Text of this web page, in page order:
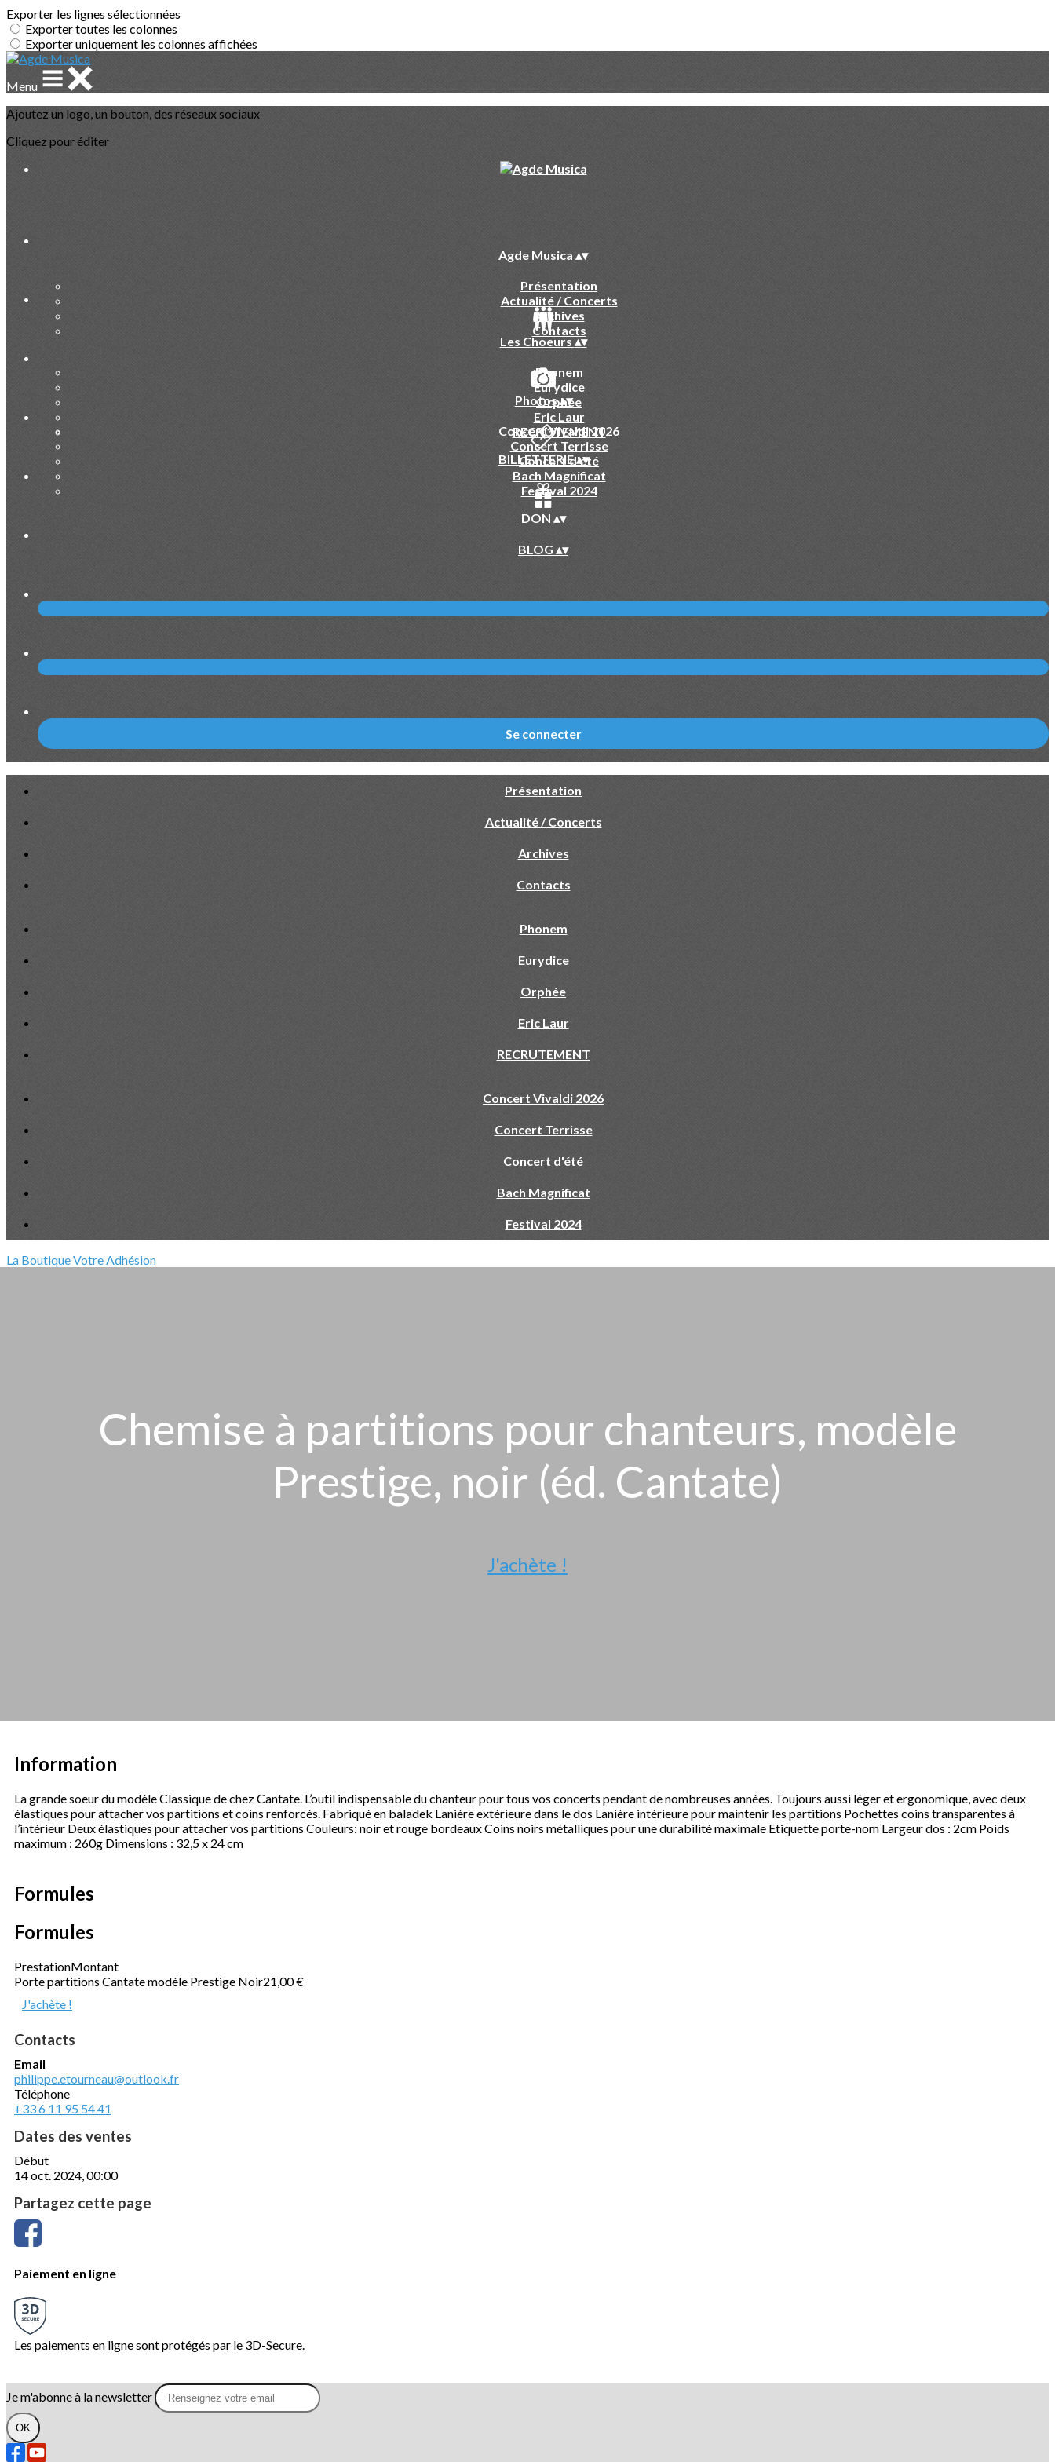
Exporter les lignes sélectionnées
Exporter toutes les colonnes
Exporter uniquement les colonnes affichées
Menu
Ajoutez un logo, un bouton, des réseaux sociaux
Cliquez pour éditer
Agde Musica ▴▾
Présentation
Actualité / Concerts
Archives
Contacts
Les Choeurs▴▾
Phonem
Eurydice
Orphée
Eric Laur
RECRUTEMENT
Photos▴▾
Concert Vivaldi 2026
Concert Terrisse
Concert d'été
Bach Magnificat
Festival 2024
BILLETTERIE▴▾
DON ▴▾
BLOG ▴▾
Se connecter
Présentation
Actualité / Concerts
Archives
Contacts
Phonem
Eurydice
Orphée
Eric Laur
RECRUTEMENT
Concert Vivaldi 2026
Concert Terrisse
Concert d'été
Bach Magnificat
Festival 2024
La BoutiqueVotre Adhésion
Chemise à partitions pour chanteurs, modèle
Prestige, noir (éd. Cantate)
J'achète !
Information
La grande soeur du modèle Classique de chez Cantate. L’outil indispensable du chanteur pour tous vos concerts pendant de nombreuses années. Toujours aussi léger et ergonomique, avec deux
élastiques pour attacher vos partitions et coins renforcés. Fabriqué en baladek Lanière extérieure dans le dos Lanière intérieure pour maintenir les partitions Pochettes coins transparentes à
l’intérieur Deux élastiques pour attacher vos partitions Couleurs: noir et rouge bordeaux Coins noirs métalliques pour une durabilité maximale Etiquette porte-nom Largeur dos : 2cm Poids
maximum : 260g Dimensions : 32,5 x 24 cm
Formules
Formules
PrestationMontant
Porte partitions Cantate modèle Prestige Noir21,00 €
J'achète !
Contacts
Email
philippe.etourneau@outlook.fr
Téléphone
+33 6 11 95 54 41
Dates des ventes
Début
14 oct. 2024, 00:00
Partagez cette page
Paiement en ligne
Les paiements en ligne sont protégés par le 3D-Secure.
Je m'abonne à la newsletter
OK